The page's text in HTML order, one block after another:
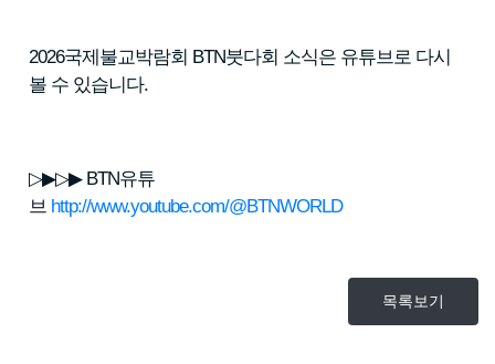
2026국제불교박람회 BTN붓다회 소식은 유튜브로 다시
볼 수 있습니다.
▷▶▷▶ BTN유튜
브 http://www.youtube.com/@BTNWORLD
목록보기